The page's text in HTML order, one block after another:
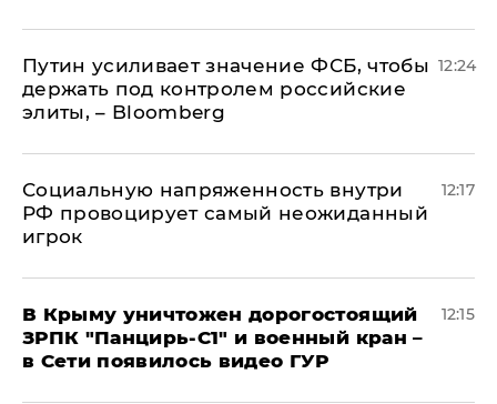
Путин усиливает значение ФСБ, чтобы
держать под контролем российские
элиты, – Bloomberg
12:24
Социальную напряженность внутри
РФ провоцирует самый неожиданный
игрок
12:17
В Крыму уничтожен дорогостоящий
ЗРПК "Панцирь-С1" и военный кран –
в Сети появилось видео ГУР
12:15